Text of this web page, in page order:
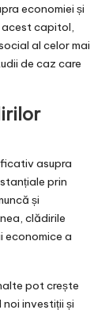
economiei și
acest capitol,
al celor mai
de caz care
asupra
prin
și
clădirile
economice a
pot crește
investiții și